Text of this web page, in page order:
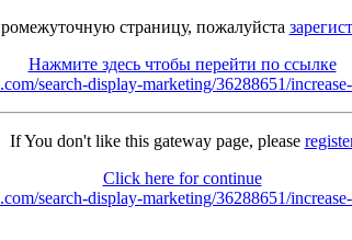
страницу, пожалуйста
Нажмите здесь чтобы перейти по ссылке
search-display-marketing/36288651/
If You don't like this gateway page, please
Click here for continue
search-display-marketing/36288651/